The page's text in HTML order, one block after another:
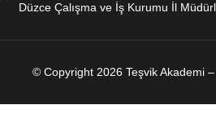
Düzce Çalışma ve İş Kurumu İl
© Copyright 2026 Teşvik Akademi –